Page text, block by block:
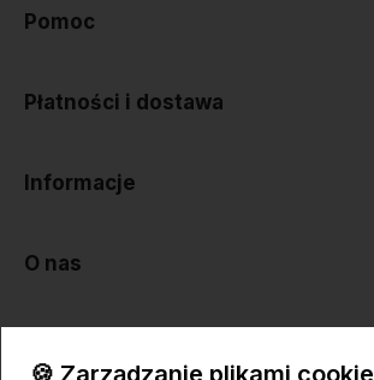
Pomoc
Płatności i dostawa
Informacje
O nas
🍪 Zarządzanie plikami cookie